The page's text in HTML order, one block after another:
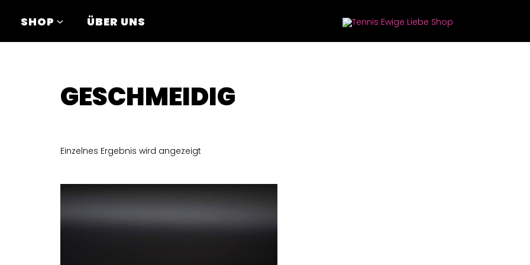
Inhalt
springen
SHOP ÜBER UNS
GESCHMEIDIG
Einzelnes Ergebnis wird angezeigt